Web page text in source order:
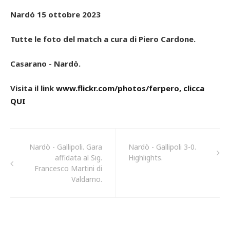
Nardò 15 ottobre 2023
Tutte le foto del match a cura di Piero Cardone.
Casarano - Nardò.
Visita il link www.flickr.com/photos/ferpero, clicca
QUI
Nardò - Gallipoli. Gara
affidata al Sig.
Francesco Martini di
Valdarno.
Nardò - Gallipoli 3-0.
Highlights.